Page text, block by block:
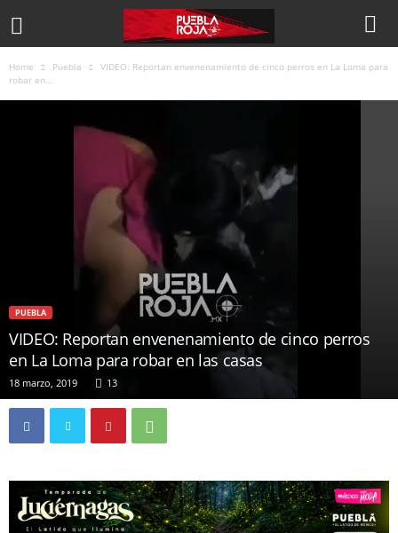
Home Puebla
VIDEO: Reportan envenenamiento de cinco perros en La Loma para
robar en...
PUEBLA
VIDEO: Reportan envenenamiento de cinco perros
en La Loma para robar en las casas
18 marzo, 2019 13